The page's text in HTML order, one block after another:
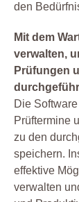
den
Mit dem
verwalten,
Prüfungen
Die
Prüftermine
zu den
speichern.
effektive
verwalten